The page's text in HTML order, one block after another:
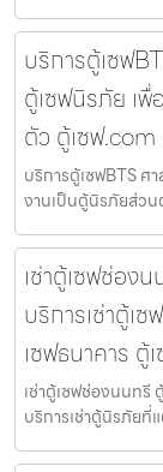
บริการตู้เซฟ
ตู้เซฟนิรภัย เพื่
ตัว ตู้เซฟ.com
บริการตู้เซฟBTS ศ
งานเป็นตู้นิรภัยส่วน
เช่าตู้เซฟช่อง
บริการเช่าตู้เ
เซฟธนาคาร ตู้
เช่าตู้เซฟช่องนนทรี
บริการเช่าตู้นิรภัยที่